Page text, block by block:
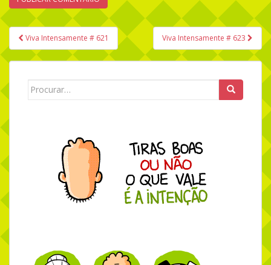
Navegação de Post
Viva Intensamente # 621 Viva Intensamente # 623
Search for: